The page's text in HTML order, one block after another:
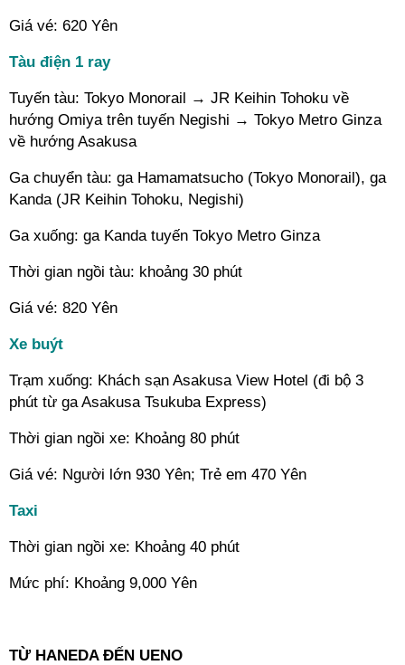
Giá vé: 620 Yên
Tàu điện 1 ray
Tuyến tàu: Tokyo Monorail → JR Keihin Tohoku về
hướng Omiya trên tuyến Negishi → Tokyo Metro Ginza
về hướng Asakusa
Ga chuyển tàu: ga Hamamatsucho (Tokyo Monorail), ga
Kanda (JR Keihin Tohoku, Negishi)
Ga xuống: ga Kanda tuyến Tokyo Metro Ginza
Thời gian ngồi tàu: khoảng 30 phút
Giá vé: 820 Yên
Xe buýt
Trạm xuống: Khách sạn Asakusa View Hotel (đi bộ 3
phút từ ga Asakusa Tsukuba Express)
Thời gian ngồi xe: Khoảng 80 phút
Giá vé: Người lớn 930 Yên; Trẻ em 470 Yên
Taxi
Thời gian ngồi xe: Khoảng 40 phút
Mức phí: Khoảng 9,000 Yên
TỪ HANEDA ĐẾN UENO